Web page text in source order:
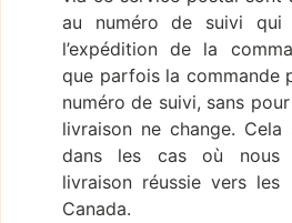
au numéro de suivi qui
l’expédition de la
que parfois la commande
numéro de suivi, sans
livraison ne change.
dans les cas où nous
livraison réussie vers
Canada.